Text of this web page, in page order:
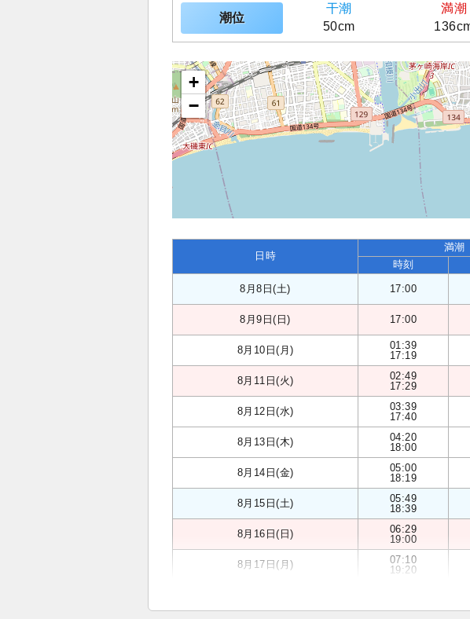
潮位
干潮
満潮
50cm
+
−
日時
満潮
時刻
8月8日(土) 17:00
8月9日(日) 17:00
8月10日(月)
01:39
17:19
8月11日(火)
02:49
17:29
8月12日(水)
03:39
17:40
8月13日(木)
04:20
18:00
8月14日(金)
05:00
18:19
8月15日(土)
05:49
18:39
8月16日(日)
06:29
19:00
8月17日(月)
07:10
19:20